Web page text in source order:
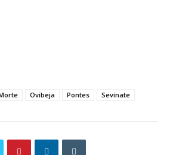
Ovibeja Pontes Sevinate